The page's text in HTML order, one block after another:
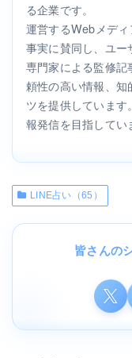
る企業です。
運営するWebメデ
事実に賛同し、ユ
専門家による監修
頼性の高い情報、
ツを提供していま
報発信を目指してい
LINE占い（65）
皆さんの